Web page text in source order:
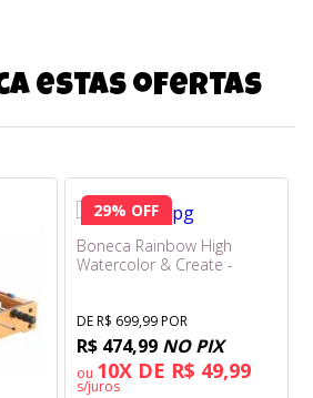
estas ofertas
29% OFF
Boneca Rainbow High
Watercolor & Create -
DE R$ 699,99 POR
R$ 474,99 NO PIX
ou 10X DE R$ 49,99
s/juros